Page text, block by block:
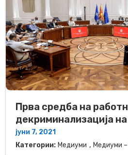
Прва средба на
декриминализација
јуни 7, 2021
Категории: Медиуми , Медиуми